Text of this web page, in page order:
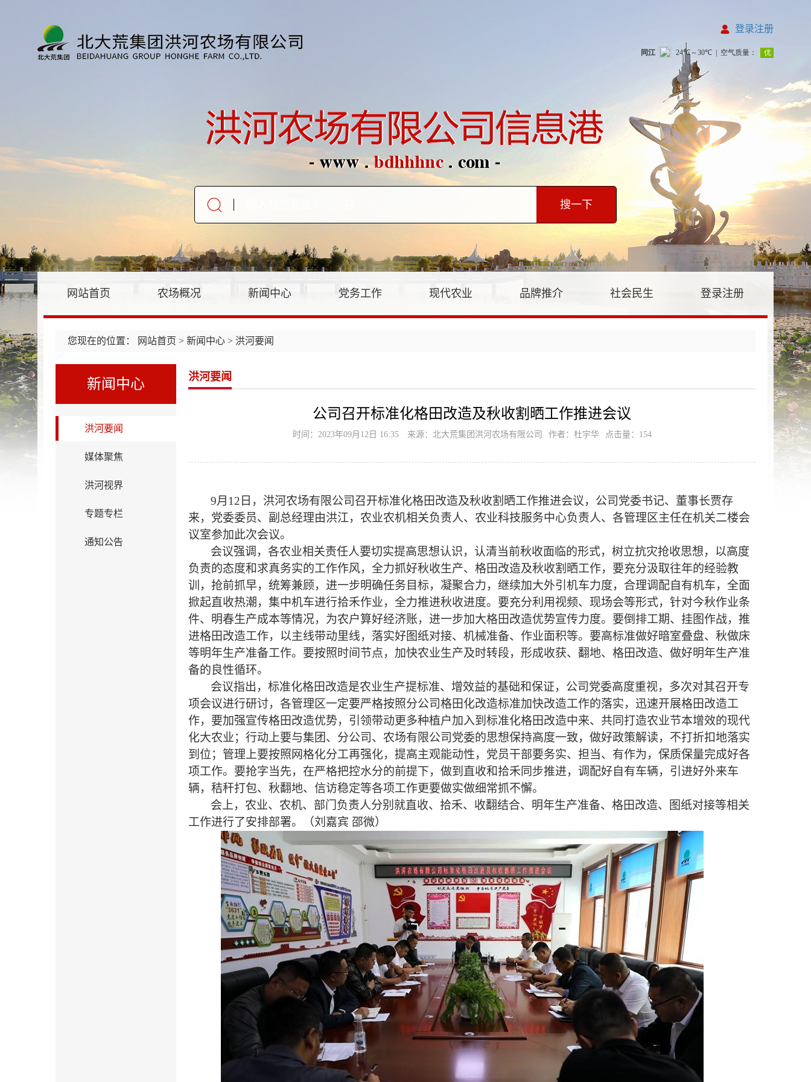
登录注册
搜一下
网站首页 农场概况 新闻中心 党务工作 现代农业 品牌推介 社会民生 登录注册
您现在的位置： 网站首页 > 新闻中心 > 洪河要闻
新闻中心
洪河要闻
媒体聚焦
洪河视界
专题专栏
通知公告
洪河要闻
公司召开标准化格田改造及秋收割晒工作推进会议
时间：2023年09月12日 16:35 来源：北大荒集团洪河农场有限公司 作者：杜宇华 点击量： 154
9月12日，洪河农场有限公司召开标准化格田改造及秋收割晒工作推进会议 ， 公司党委书记、董事长贾存
来，党委委员、副总经理由洪江，农业农机相关负责人、农业科技服务中心负责人、各管理区主任在机关二楼会
议室参加此次会议。
会议强调，各农业相关责任人要切实提高思想认识，认清当前秋收面临的形式，树立抗灾抢收思想，以高度
负责的态度和求真务实的工作作风，全力抓好秋收生产、格田改造及秋收割晒工作，要充分汲取往年的经验教
训，抢前抓早，统筹兼顾，进一步明确任务目标，凝聚合力，继续加大外引机车力度，合理调配自有机车，全面
掀起直收热潮，集中机车进行拾禾作业，全力推进秋收进度。要充分利用视频、现场会等形式，针对今秋作业条
件、明春生产成本等情况，为农户算好经济账，进一步加大格田改造优势宣传力度。要倒排工期、挂图作战，推
进格田改造工作，以主线带动里线，落实好图纸对接、机械准备、作业面积等。要高标准做好暗室叠盘、秋做床
等明年生产准备工作。要按照时间节点，加快农业生产及时转段，形成收获、翻地、格田改造、做好明年生产准
备的良性循环。
会议指出， 标准化格田改造是农业生产提标准、增效益的基础和保证，公司党委高度重视，多次对其召开专
项会议进行研讨，各管理区一定要严格按照分公司格田化改造标准加快改造工作的落实，迅速开展格田改造工
作，要加强宣传格田改造优势，引领带动更多种植户加入到标准化格田改造中来、共同打造农业节本增效的现代
化大农业；行动上要与集团、分公司、农场有限公司党委的思想保持高度一致，做好政策解读，不打折扣地落实
到位；管理上要按照网格化分工再强化，提高主观能动性，党员干部要务实、担当、有作为，保质保量完成好各
项工作。 要抢字当先，在严格把控水分的前提下，做到直收和拾禾同步推进，调配好自有车辆，引进好外来车
辆，秸秆打包、秋翻地、信访稳定等各项工作更要做实做细常抓不懈。
会上，农业、农机、部门负责人分别就直收、拾禾、收翻结合、明年生产准备、格田改造、图纸对接等相关
工作进行了安排部署。（刘嘉宾 邵微）